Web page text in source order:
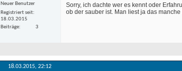
Neuer Benutzer
Registriert seit
18.03.2015
Beiträge
3
Sorry, ich dachte wer es kennt oder
ob der sauber ist. Man liest ja das
18.03.2015, 22:12